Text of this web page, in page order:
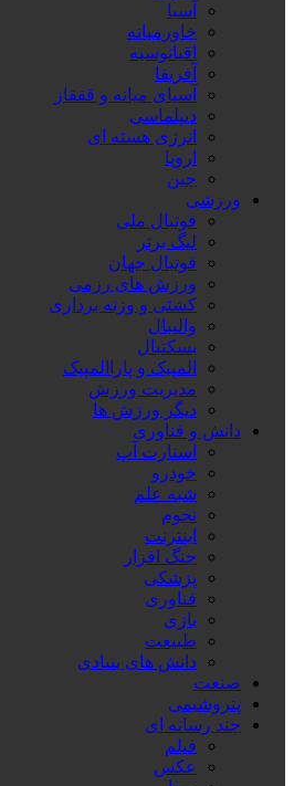
آسیا
خاورمیانه
اقیانوسیه
آفریقا
آسیای میانه و قفقاز
دیپلماسی
انرژی هسته ای
اروپا
چین
ورزشی
فوتبال ملی
لیگ برتر
فوتبال جهان
ورزش های رزمی
کشتی و وزنه برداری
والیبال
بسکتبال
المپیک و پاراالمپیک
مدیریت ورزش
دیگر ورزش ها
دانش و فناوری
استارت آپ
خودرو
شبه علم
نجوم
اینترنت
جنگ افزار
پزشکی
فناوری
بازی
طبیعت
دانش های بنیادی
صنعت
پتروشیمی
چند رسانه ای
فیلم
عکس